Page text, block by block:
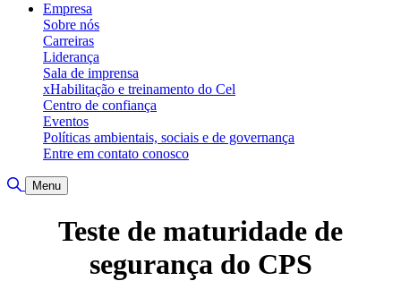
Empresa
Sobre nós
Carreiras
Liderança
Sala de imprensa
xHabilitação e treinamento do Cel
Centro de confiança
Eventos
Políticas ambientais, sociais e de governança
Entre em contato conosco
Alternar pesquisa
Menu
Teste de maturidade de
segurança do CPS